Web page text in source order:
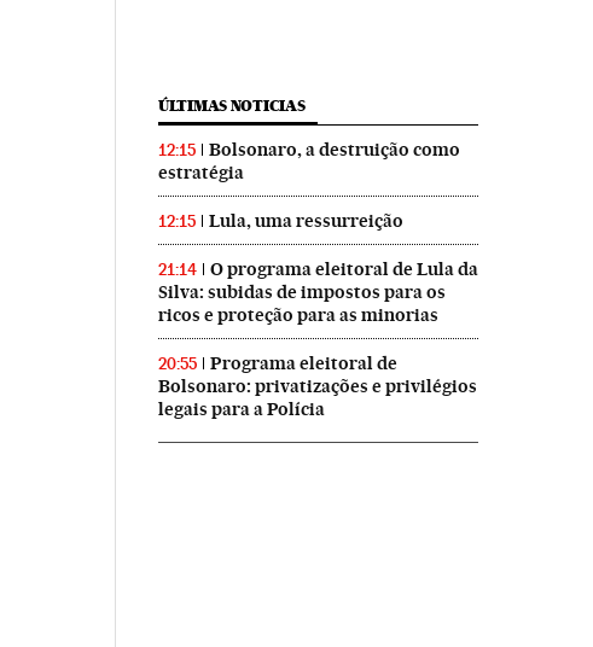
ÚLTIMAS NOTICIAS
12:15
Bolsonaro, a destruição como
estratégia
12:15 Lula, uma ressurreição
21:14
O programa eleitoral de Lula da
Silva: subidas de impostos para os
ricos e proteção para as minorias
20:55
Programa eleitoral de
Bolsonaro: privatizações e privilégios
legais para a Polícia